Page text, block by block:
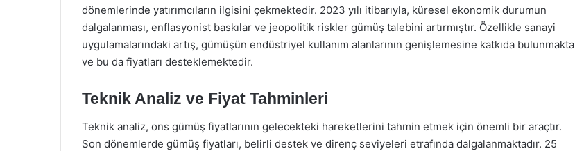
dönemlerinde yatırımcıların ilgisini çekmektedir. 2023 yılı itibarıyla, küresel ekonomik durumun
dalgalanması, enflasyonist baskılar ve jeopolitik riskler gümüş talebini artırmıştır. Özellikle sanayi
uygulamalarındaki artış, gümüşün endüstriyel kullanım alanlarının genişlemesine katkıda bulunmakta
ve bu da fiyatları desteklemektedir.
Teknik Analiz ve Fiyat Tahminleri
Teknik analiz, ons gümüş fiyatlarının gelecekteki hareketlerini tahmin etmek için önemli bir araçtır.
Son dönemlerde gümüş fiyatları, belirli destek ve direnç seviyeleri etrafında dalgalanmaktadır. 25